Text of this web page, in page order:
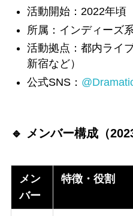
活動開始：2022年頃
所属：インディーズ
活動拠点：都内ライ
新宿など）
公式SNS：
🔹 メンバー構成（
メン
バー
特徴・役割